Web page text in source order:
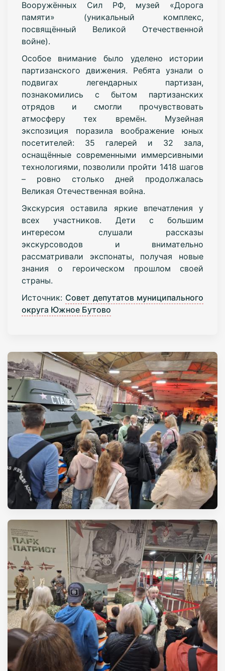
Вооружённых Сил РФ, музей «Дорога
памяти» (уникальный комплекс,
посвящённый Великой Отечественной
войне).
Особое внимание было уделено истории
партизанского движения. Ребята узнали о
подвигах легендарных партизан,
познакомились с бытом партизанских
отрядов и смогли прочувствовать
атмосферу тех времён. Музейная
экспозиция поразила воображение юных
посетителей: 35 галерей и 32 зала,
оснащённые современными иммерсивными
технологиями, позволили пройти 1418 шагов
– ровно столько дней продолжалась
Великая Отечественная война.
Экскурсия оставила яркие впечатления у
всех участников. Дети с большим
интересом слушали рассказы
экскурсоводов и внимательно
рассматривали экспонаты, получая новые
знания о героическом прошлом своей
страны.
Источник: Совет депутатов муниципального
округа Южное Бутово